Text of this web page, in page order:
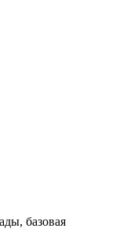
базовая